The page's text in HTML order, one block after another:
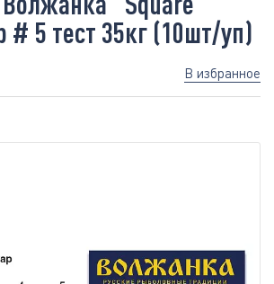
# 5 тест 35кг (10шт/уп)
В избранное